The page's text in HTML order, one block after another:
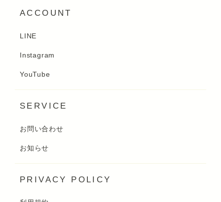
ACCOUNT
LINE
Instagram
YouTube
SERVICE
お問い合わせ
お知らせ
PRIVACY POLICY